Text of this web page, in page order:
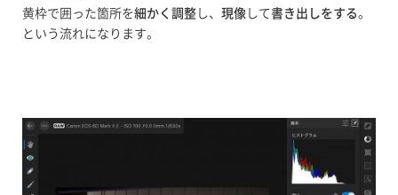
黄枠で囲った箇所を細かく調整 し、 現像 して書き出しをする 。
という流れになります。